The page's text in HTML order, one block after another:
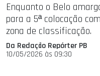
Enquanto o Belo
para a 5ª colocação
zona de classificação.
Da Redação Repórter PB
10/05/2026 às 09:30